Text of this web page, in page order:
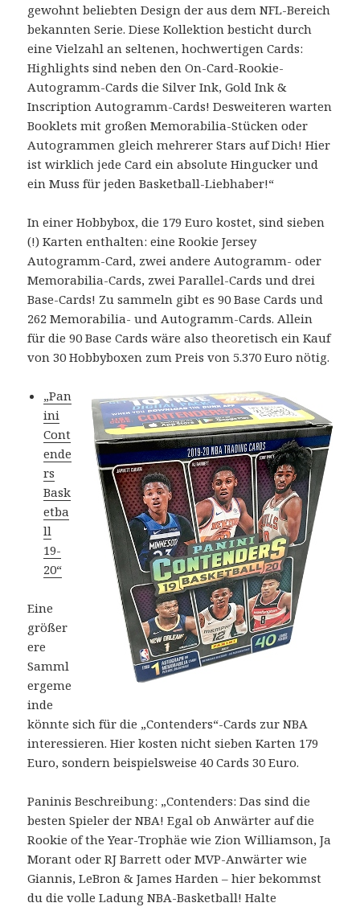
gewohnt beliebten Design der aus dem NFL-Bereich
bekannten Serie. Diese Kollektion besticht durch
eine Vielzahl an seltenen, hochwertigen Cards:
Highlights sind neben den On-Card-Rookie-
Autogramm-Cards die Silver Ink, Gold Ink &
Inscription Autogramm-Cards! Desweiteren warten
Booklets mit großen Memorabilia-Stücken oder
Autogrammen gleich mehrerer Stars auf Dich! Hier
ist wirklich jede Card ein absolute Hingucker und
ein Muss für jeden Basketball-Liebhaber!“
In einer Hobbybox, die 179 Euro kostet, sind sieben
(!) Karten enthalten: eine Rookie Jersey
Autogramm-Card, zwei andere Autogramm- oder
Memorabilia-Cards, zwei Parallel-Cards und drei
Base-Cards! Zu sammeln gibt es 90 Base Cards und
262 Memorabilia- und Autogramm-Cards. Allein
für die 90 Base Cards wäre also theoretisch ein Kauf
von 30 Hobbyboxen zum Preis von 5.370 Euro nötig.
„Pan
ini
Cont
ende
rs
Bask
etba
ll
19-
20“
Eine
größer
ere
Samml
ergeme
inde
könnte sich für die „Contenders“-Cards zur NBA
interessieren. Hier kosten nicht sieben Karten 179
Euro, sondern beispielsweise 40 Cards 30 Euro.
Paninis Beschreibung: „Contenders: Das sind die
besten Spieler der NBA! Egal ob Anwärter auf die
Rookie of the Year-Trophäe wie Zion Williamson, Ja
Morant oder RJ Barrett oder MVP-Anwärter wie
Giannis, LeBron & James Harden – hier bekommst
du die volle Ladung NBA-Basketball! Halte